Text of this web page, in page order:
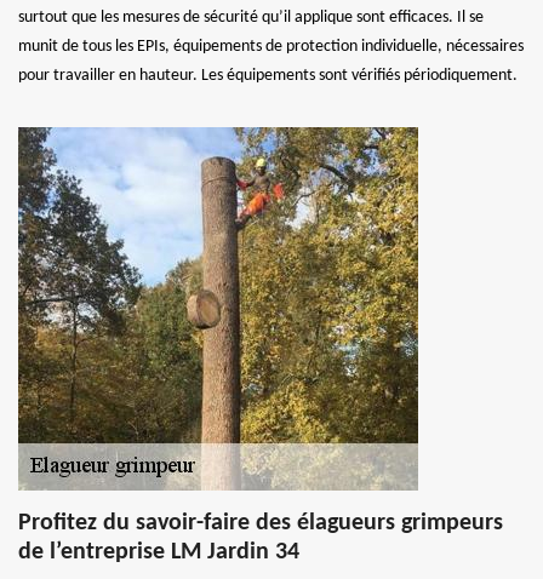
surtout que les mesures de sécurité qu’il applique sont efficaces. Il se
munit de tous les EPIs, équipements de protection individuelle, nécessaires
pour travailler en hauteur. Les équipements sont vérifiés périodiquement.
Profitez du savoir-faire des élagueurs grimpeurs
de l’entreprise LM Jardin 34